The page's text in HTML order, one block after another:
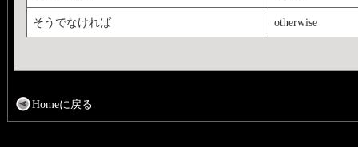
そうでなければ otherwise
Homeに戻る